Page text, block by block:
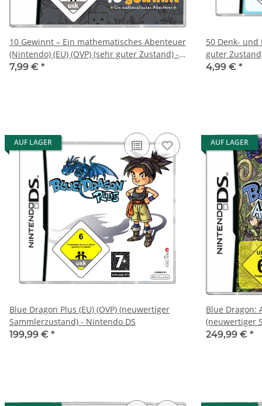
10 Gewinnt – Ein mathematisches Abenteuer
(Nintendo) (EU) (OVP) (sehr guter Zustand) -
Nintendo DS
7,99 € *
50 Denk- und
guter
4,99 € *
AUF LAGER
Blue Dragon Plus (EU) (OVP) (neuwertiger
Sammlerzustand) - Nintendo DS
199,99 € *
AUF LAGER
Blue Dragon:
(neuwertiger
DS
249,99 € *